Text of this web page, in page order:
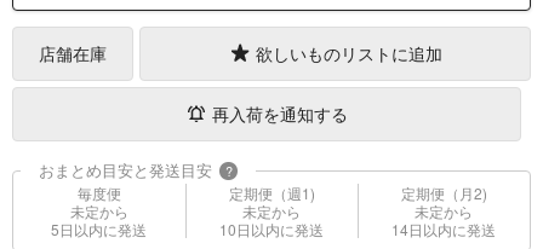
店舗在庫 欲しいものリストに追加
再入荷を通知する
おまとめ目安と発送目安 ?
毎度便
未定から
5日以内に発送
定期便（週1)
未定から
10日以内に発送
定期便（月2)
未定から
14日以内に発送